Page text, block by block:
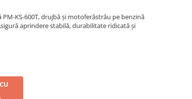
KS-600T, drujbă și motoferăstrău pe benzină
aprindere stabilă, durabilitate ridicată și
CU